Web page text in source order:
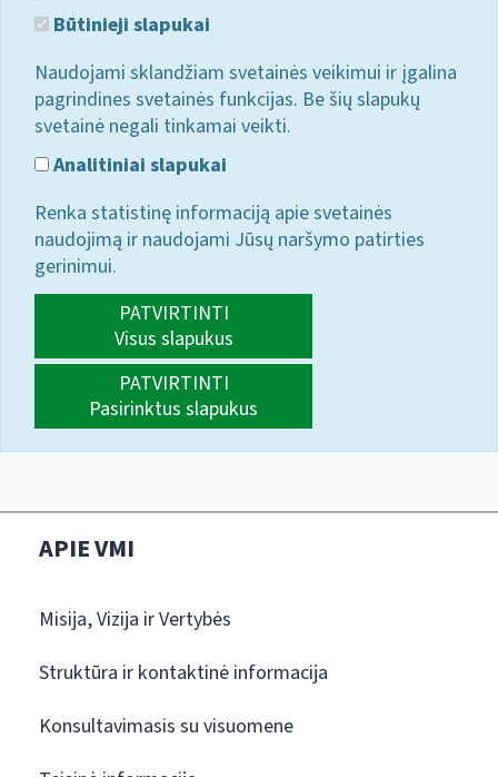
Būtinieji slapukai
Naudojami sklandžiam svetainės veikimui ir įgalina
pagrindines svetainės funkcijas. Be šių slapukų
svetainė negali tinkamai veikti.
Analitiniai slapukai
Renka statistinę informaciją apie svetainės
naudojimą ir naudojami Jūsų naršymo patirties
gerinimui.
PATVIRTINTI
Visus slapukus
PATVIRTINTI
Pasirinktus slapukus
APIE VMI
Misija, Vizija ir Vertybės
Struktūra ir kontaktinė informacija
Konsultavimasis su visuomene